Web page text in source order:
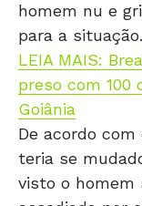
homem nu e
para a situação.
LEIA MAIS:
preso com 100
Goiânia
De acordo
teria se
visto o homem